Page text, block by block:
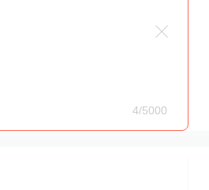
4/5000